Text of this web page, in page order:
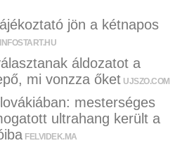
jön a kétnapos
INFOSTART.HU
áldozatot a
mi vonzza őket UJSZO.COM
mesterséges
ultrahang került a
FELVIDEK.MA